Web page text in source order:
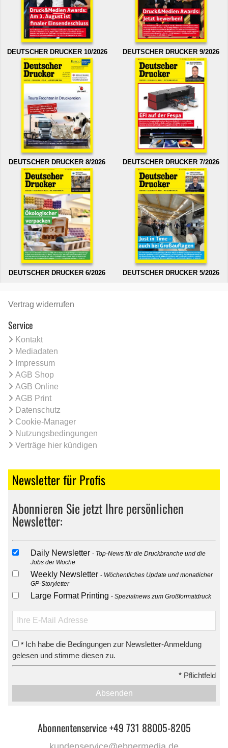
DEUTSCHER DRUCKER 10/2026 DEUTSCHER DRUCKER 9/2026
DEUTSCHER DRUCKER 8/2026 DEUTSCHER DRUCKER 7/2026
DEUTSCHER DRUCKER 6/2026 DEUTSCHER DRUCKER 5/2026
Vertrag widerrufen
Service
Kontakt
Mediadaten
Impressum
AGB Shop
AGB Online
AGB Print
Datenschutz
Cookie-Manager
Nutzungsbedingungen
Verträge hier kündigen
Newsletter für Profis
Abonnieren Sie jetzt Ihre persönlichen
Newsletter:
Daily Newsletter
Top-News für die Druckbranche und die
Jobs der Woche
Weekly Newsletter
Wöchentliches Update und monatlicher
GP-Storyletter
Large Format Printing Spezialnews zum Großformatdruck
* Ich habe die Bedingungen zur Newsletter-Anmeldung
gelesen und stimme diesen zu.
* Pflichtfeld
Absenden
Abonnentenservice +49 731 88005-8205